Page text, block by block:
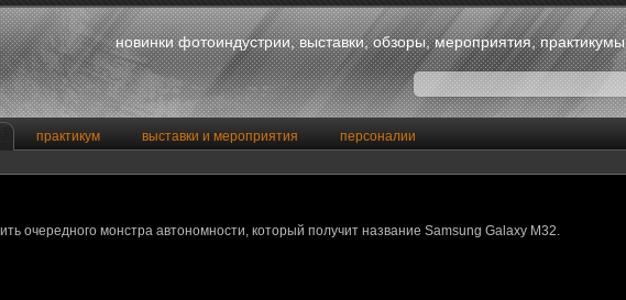
новинки фотоиндустрии, выставки, обзоры, мероприятия, практикумы
практикум выставки и мероприятия персоналии
очередного монстра автономности, который получит название Samsung Galaxy M32.